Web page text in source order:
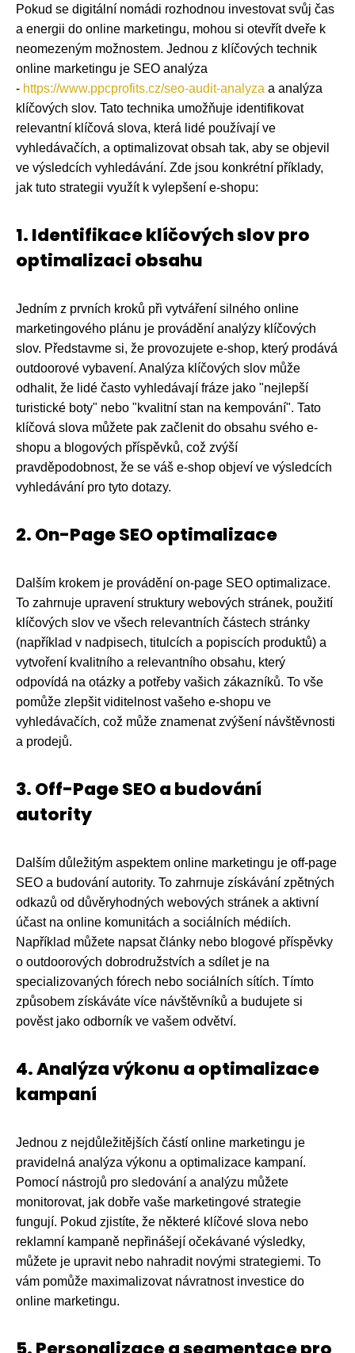
Pokud se digitální nomádi rozhodnou investovat svůj čas
a energii do online marketingu, mohou si otevřít dveře k
neomezeným možnostem. Jednou z klíčových technik
online marketingu je SEO analýza
- https://www.ppcprofits.cz/seo-audit-analyza a analýza
klíčových slov. Tato technika umožňuje identifikovat
relevantní klíčová slova, která lidé používají ve
vyhledávačích, a optimalizovat obsah tak, aby se objevil
ve výsledcích vyhledávání. Zde jsou konkrétní příklady,
jak tuto strategii využít k vylepšení e-shopu:
1. Identifikace klíčových slov pro
optimalizaci obsahu
Jedním z prvních kroků při vytváření silného online
marketingového plánu je provádění analýzy klíčových
slov. Představme si, že provozujete e-shop, který prodává
outdoorové vybavení. Analýza klíčových slov může
odhalit, že lidé často vyhledávají fráze jako "nejlepší
turistické boty" nebo "kvalitní stan na kempování". Tato
klíčová slova můžete pak začlenit do obsahu svého e-
shopu a blogových příspěvků, což zvýší
pravděpodobnost, že se váš e-shop objeví ve výsledcích
vyhledávání pro tyto dotazy.
2. On-Page SEO optimalizace
Dalším krokem je provádění on-page SEO optimalizace.
To zahrnuje upravení struktury webových stránek, použití
klíčových slov ve všech relevantních částech stránky
(například v nadpisech, titulcích a popiscích produktů) a
vytvoření kvalitního a relevantního obsahu, který
odpovídá na otázky a potřeby vašich zákazníků. To vše
pomůže zlepšit viditelnost vašeho e-shopu ve
vyhledávačích, což může znamenat zvýšení návštěvnosti
a prodejů.
3. Off-Page SEO a budování
autority
Dalším důležitým aspektem online marketingu je off-page
SEO a budování autority. To zahrnuje získávání zpětných
odkazů od důvěryhodných webových stránek a aktivní
účast na online komunitách a sociálních médiích.
Například můžete napsat články nebo blogové příspěvky
o outdoorových dobrodružstvích a sdílet je na
specializovaných fórech nebo sociálních sítích. Tímto
způsobem získáváte více návštěvníků a budujete si
pověst jako odborník ve vašem odvětví.
4. Analýza výkonu a optimalizace
kampaní
Jednou z nejdůležitějších částí online marketingu je
pravidelná analýza výkonu a optimalizace kampaní.
Pomocí nástrojů pro sledování a analýzu můžete
monitorovat, jak dobře vaše marketingové strategie
fungují. Pokud zjistíte, že některé klíčové slova nebo
reklamní kampaně nepřinášejí očekávané výsledky,
můžete je upravit nebo nahradit novými strategiemi. To
vám pomůže maximalizovat návratnost investice do
online marketingu.